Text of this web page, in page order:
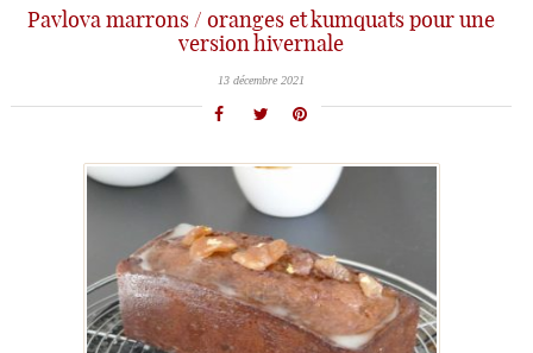
Pavlova marrons / oranges et kumquats pour une
version hivernale
13 décembre 2021